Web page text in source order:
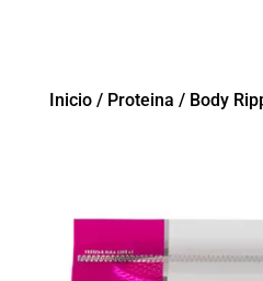
Inicio/ Proteina / Body